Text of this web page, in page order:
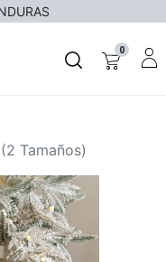
0
Tamaños)